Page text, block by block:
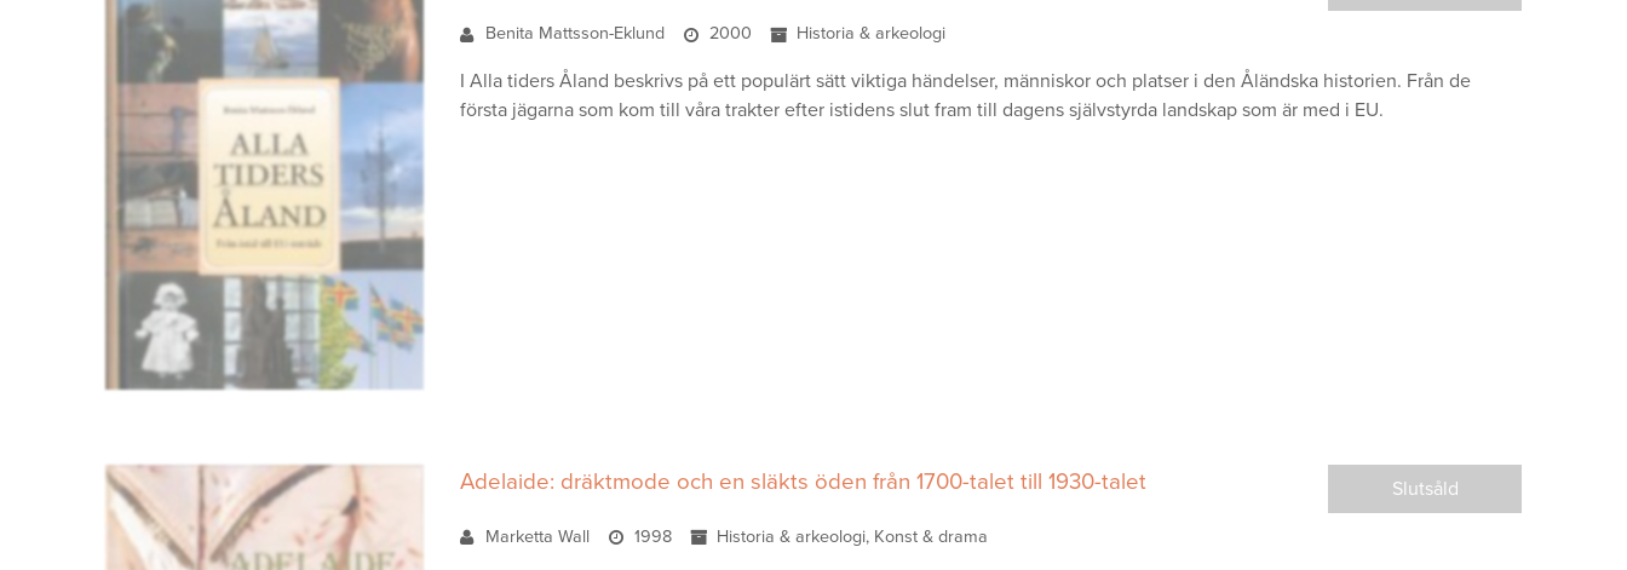
Benita Mattsson-Eklund 2000 Historia & arkeologi
I Alla tiders Åland beskrivs på ett populärt sätt viktiga händelser, människor och platser i den Åländska historien. Från de
första jägarna som kom till våra trakter efter istidens slut fram till dagens självstyrda landskap som är med i EU.
Adelaide: dräktmode och en släkts öden från 1700-talet till 1930-talet
Marketta Wall 1998 Historia & arkeologi, Konst & drama
Slutsåld